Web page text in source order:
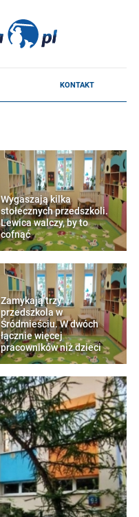
Wygaszają kilka
stołecznych przedszkoli.
Lewica walczy, by to
cofnąć
Zamykają trzy
przedszkola w
Śródmieściu. W dwóch
łącznie więcej
pracowników niż dzieci